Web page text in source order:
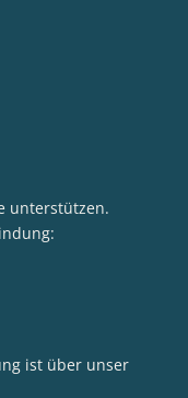
unterstützen.
ist über unser